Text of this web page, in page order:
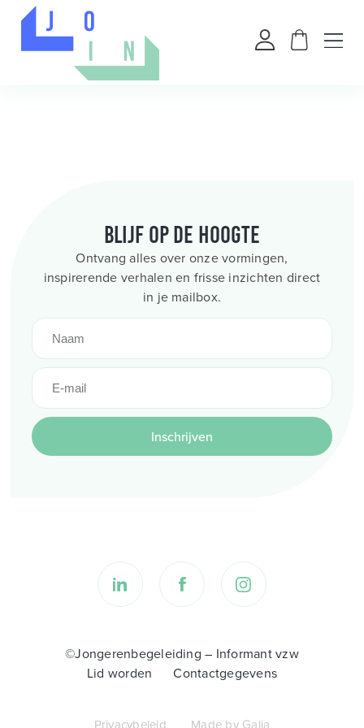
Blijf op de hoogte
Ontvang alles over onze vormingen,
inspirerende verhalen en frisse inzichten direct
in je mailbox.
Inschrijven
©Jongerenbegeleiding – Informant vzw
Lid worden
Contactgegevens
Privacybeleid Made by Galia